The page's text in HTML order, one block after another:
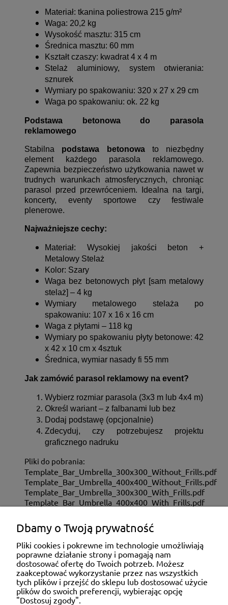
Materiał: tkanina poliestrowa 215 g/m²
Waga: 20,2 kg
Wysokość masztu: 315 cm
Średnica masztu: 60 mm
Kształt czaszy: kwadrat 4 x 4 m
Stelaż aluminiowy, system otwierania:
sznurek
Wymiary po spakowaniu: 320 x 27 x 29 cm
Waga po spakowaniu: ok. 22 kg
Podstawa betonowa do parasola
reklamowego
Stabilna podstawa betonowato niezbędny
element każdego parasola reklamowego.
Zapewnia bezpieczeństwo użytkowania nawet w
trudnych warunkach atmosferycznych, chroniąc
parasol przed przewróceniem. Idealna na targi,
koncerty, eventy sportowe czy festiwale
plenerowe.
Najważniejsze cechy:
Materiał: Wysokiej jakości beton +
Metalowy Stelaż
Kolor: Szary
Waga bez betonowych płyt [sam metalowy
stelaż] – 4 kg
Wymiary metalowego stelaża po
spakowaniu: 107 x 16 x 16 cm
Waga z płytami – 118 kg
Wymiary po spakowaniu płyty betonowe: 42
x 42 x 10 cm x 4sztuk
Średnica, wymiar nasady fi 55 mm
Jak zamówić parasol reklamowy na event?
Wybierz rozmiar parasola (3x3 m lub 4x4 m)
Określ wariant – z falbanami lub bez
Dodaj podstawę (opcjonalnie)
Zdecyduj, czy potrzebujesz projektu
graficznego nadruku
Pliki do pobrania:
Template_Bar_Umbrella_300x300_Without_Frills.pdf
Template_Bar_Umbrella_400x400_Without_Frills.pdf
Template_Bar_Umbrella_300x300_With_Frills.pdf
Template_Bar_Umbrella_400x400_With_Frills.pdf
ZAKUPY
MOJE KONTO
Dbamy o Twoją prywatność
Pliki cookies i pokrewne im technologie umożliwiają
poprawne działanie strony i pomagają nam
dostosować ofertę do Twoich potrzeb. Możesz
zaakceptować wykorzystanie przez nas wszystkich
tych plików i przejść do sklepu lub dostosować użycie
plików do swoich preferencji, wybierając opcję
"Dostosuj zgody".